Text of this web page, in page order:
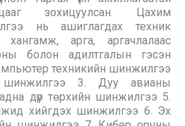
зохицуулсан. Цахим
нь ашиглагдах техник
арга, аргачлалаас
болон адилтгалын гэсэн
техникийн шинжилгээ
шинжилгээ 3. Дуу авианы
дүр төрхийн шинжилгээ 5.
хийгдэх шинжилгээ 6. Эх